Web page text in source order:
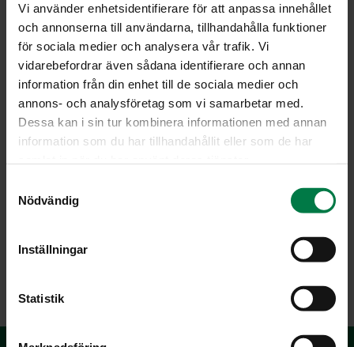
Vi använder enhetsidentifierare för att anpassa innehållet
och annonserna till användarna, tillhandahålla funktioner
för sociala medier och analysera vår trafik. Vi
vidarebefordrar även sådana identifierare och annan
information från din enhet till de sociala medier och
annons- och analysföretag som vi samarbetar med.
Dessa kan i sin tur kombinera informationen med annan
information som du har tillhandahållit eller som de har
Nödvändig
Inställningar
Statistik
Kuva: Kotimaiset Kasvikset ry / Teppo Johansson